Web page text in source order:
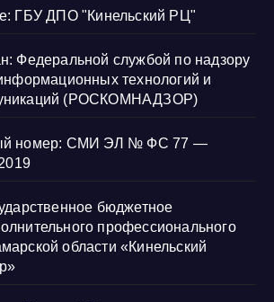
ГБУ ДПО "Кинельский РЦ"
Федеральной службой по надзору
технологий и
(РОСКОМНАДЗОР)
номер: СМИ ЭЛ № ФС 77 —
бюджетное
профессионального
области «Кинельский